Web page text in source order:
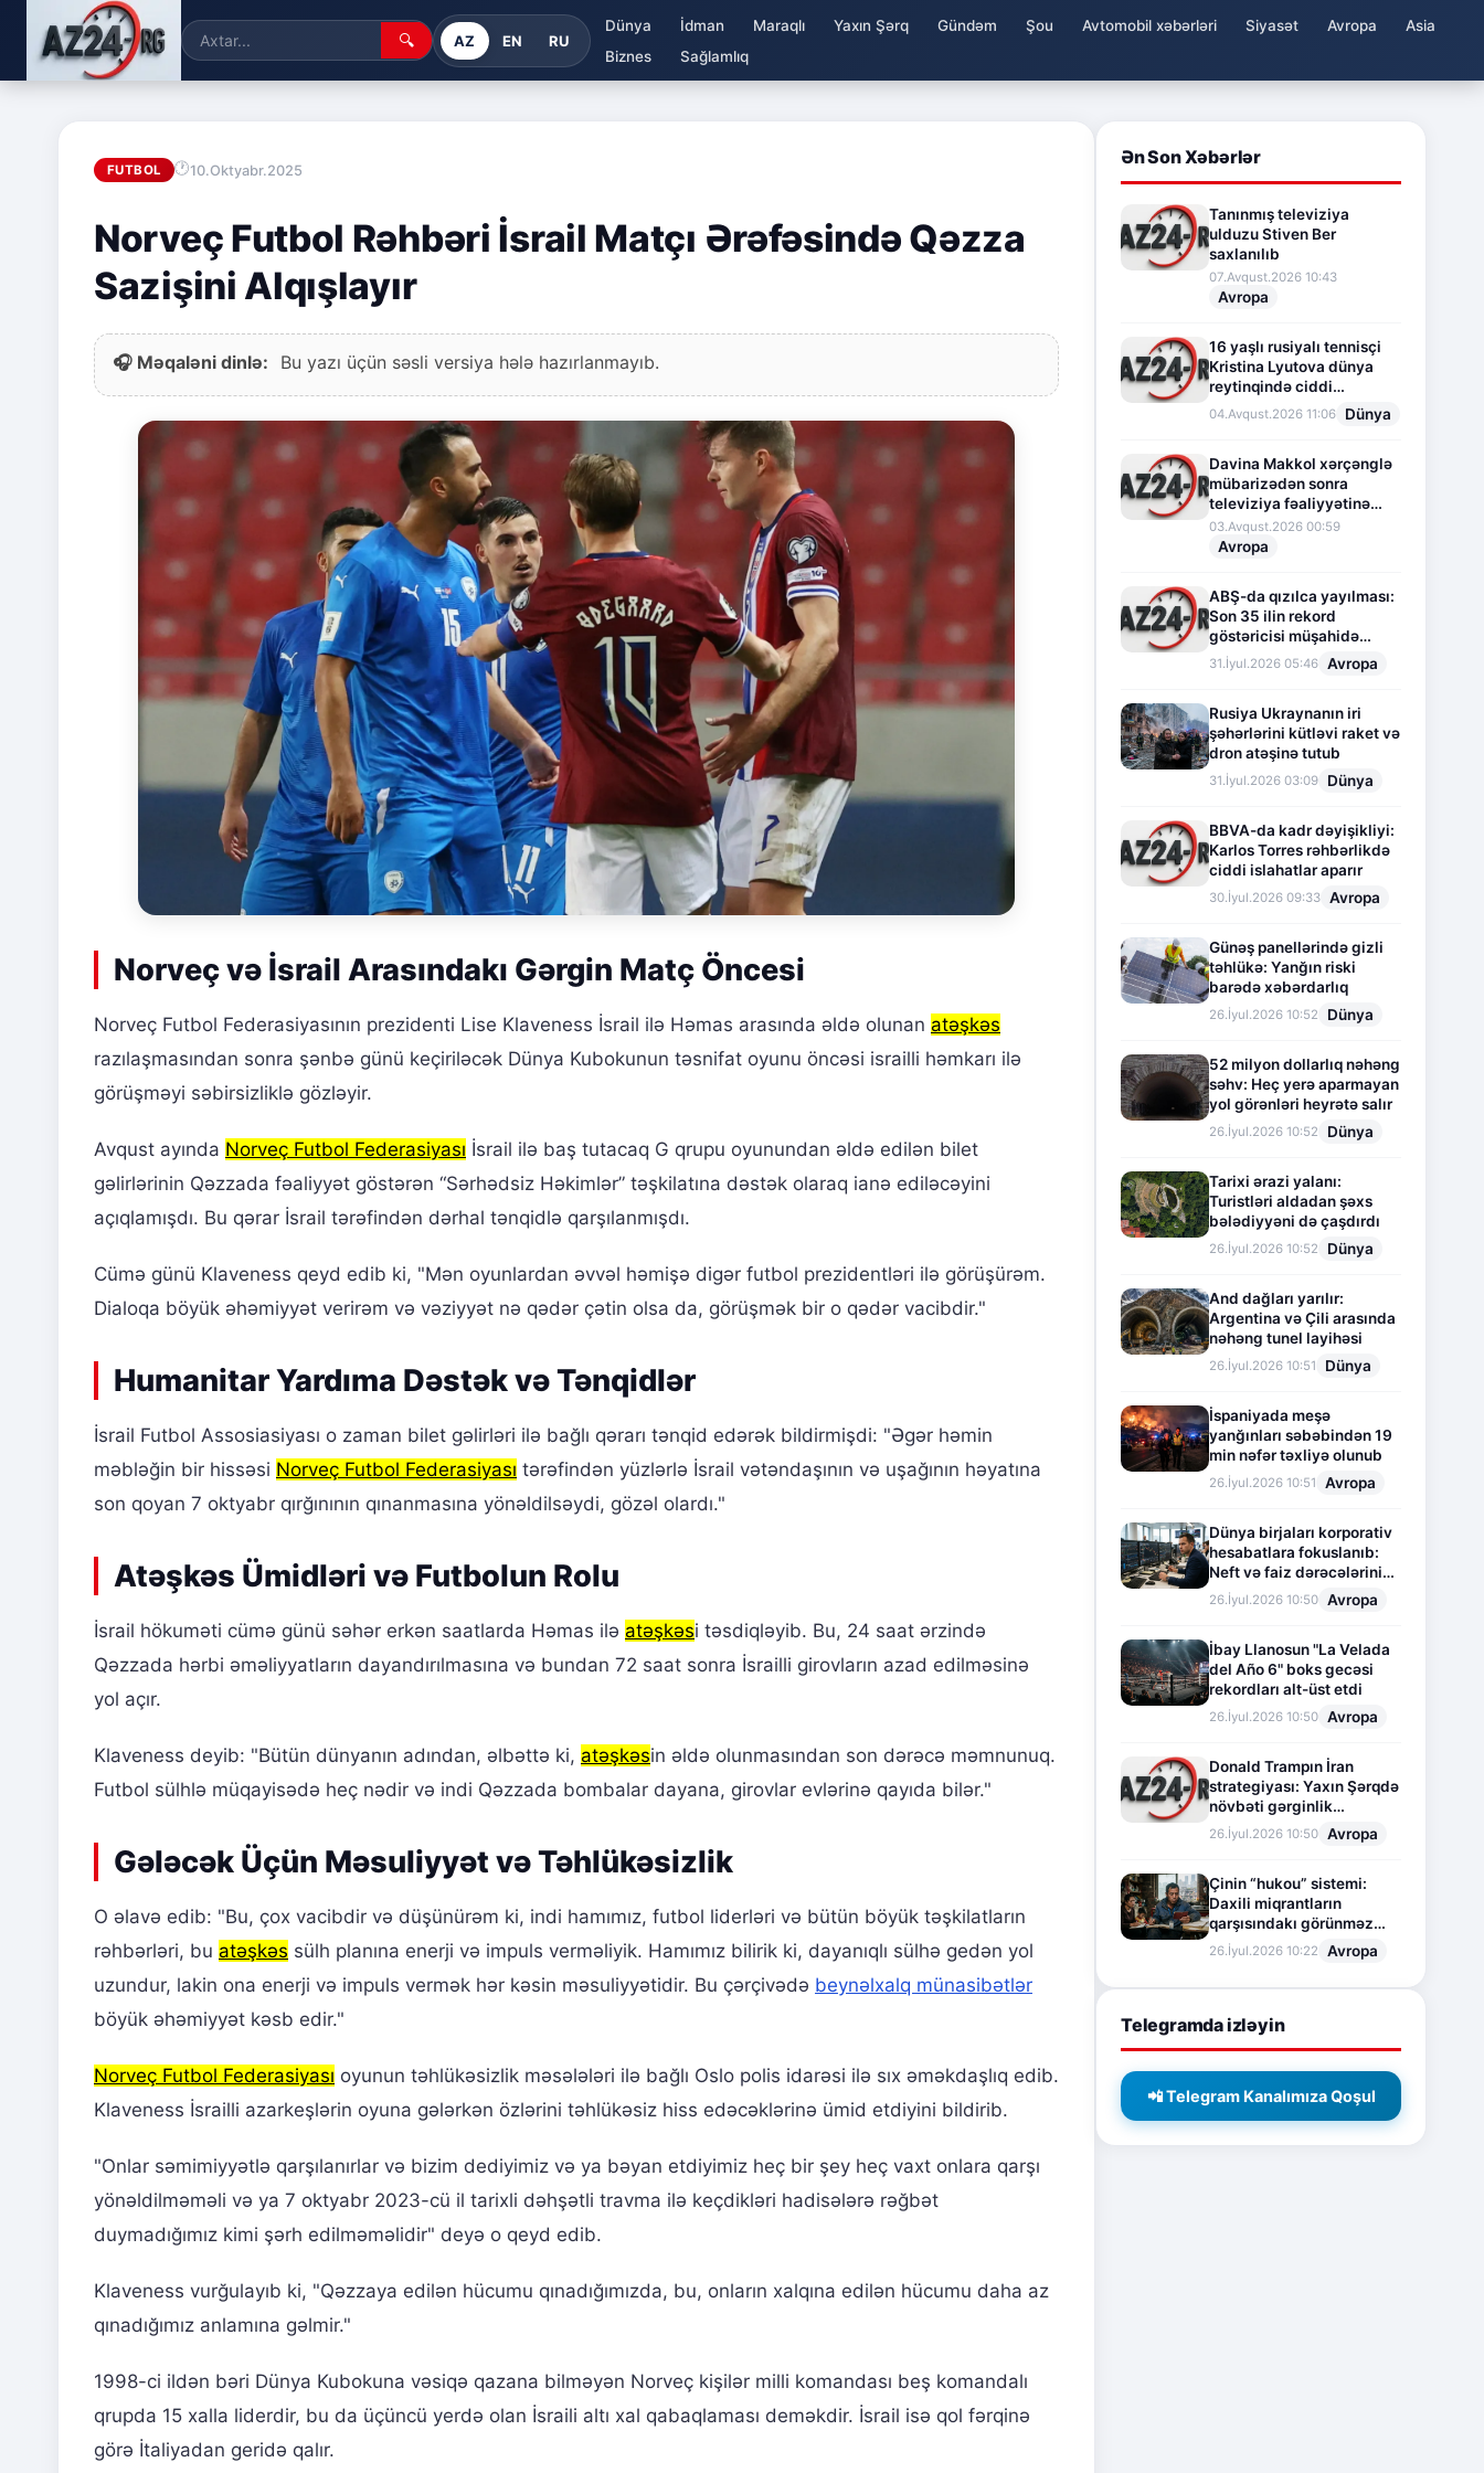
🔍 AZ EN RU
Dünya İdman Maraqlı Yaxın Şərq Gündəm Şou Avtomobil xəbərləri Siyasət Avropa
Asia
Biznes
Sağlamlıq
FUTBOL 10.Oktyabr.2025
Norveç Futbol Rəhbəri İsrail Matçı Ərəfəsində Qəzza
Sazişini Alqışlayır
🎧 Məqaləni dinlə: Bu yazı üçün səsli versiya hələ hazırlanmayıb.
Norveç və İsrail Arasındakı Gərgin Matç Öncesi
Norveç Futbol Federasiyasının prezidenti Lise Klaveness İsrail ilə Həmas arasında əldə olunan atəşkəs
razılaşmasından sonra şənbə günü keçiriləcək Dünya Kubokunun təsnifat oyunu öncəsi israilli həmkarı ilə
görüşməyi səbirsizliklə gözləyir.
Avqust ayında Norveç Futbol Federasiyası İsrail ilə baş tutacaq G qrupu oyunundan əldə edilən bilet
gəlirlərinin Qəzzada fəaliyyət göstərən “Sərhədsiz Həkimlər” təşkilatına dəstək olaraq ianə ediləcəyini
açıqlamışdı. Bu qərar İsrail tərəfindən dərhal tənqidlə qarşılanmışdı.
Cümə günü Klaveness qeyd edib ki, "Mən oyunlardan əvvəl həmişə digər futbol prezidentləri ilə görüşürəm.
Dialoqa böyük əhəmiyyət verirəm və vəziyyət nə qədər çətin olsa da, görüşmək bir o qədər vacibdir."
Humanitar Yardıma Dəstək və Tənqidlər
İsrail Futbol Assosiasiyası o zaman bilet gəlirləri ilə bağlı qərarı tənqid edərək bildirmişdi: "Əgər həmin
məbləğin bir hissəsi Norveç Futbol Federasiyası tərəfindən yüzlərlə İsrail vətəndaşının və uşağının həyatına
son qoyan 7 oktyabr qırğınının qınanmasına yönəldilsəydi, gözəl olardı."
Atəşkəs Ümidləri və Futbolun Rolu
İsrail hökuməti cümə günü səhər erkən saatlarda Həmas ilə atəşkəsi təsdiqləyib. Bu, 24 saat ərzində
Qəzzada hərbi əməliyyatların dayandırılmasına və bundan 72 saat sonra İsrailli girovların azad edilməsinə
yol açır.
Klaveness deyib: "Bütün dünyanın adından, əlbəttə ki, atəşkəsin əldə olunmasından son dərəcə məmnunuq.
Futbol sülhlə müqayisədə heç nədir və indi Qəzzada bombalar dayana, girovlar evlərinə qayıda bilər."
Gələcək Üçün Məsuliyyət və Təhlükəsizlik
O əlavə edib: "Bu, çox vacibdir və düşünürəm ki, indi hamımız, futbol liderləri və bütün böyük təşkilatların
rəhbərləri, bu atəşkəs sülh planına enerji və impuls verməliyik. Hamımız bilirik ki, dayanıqlı sülhə gedən yol
uzundur, lakin ona enerji və impuls vermək hər kəsin məsuliyyətidir. Bu çərçivədə beynəlxalq münasibətlər
böyük əhəmiyyət kəsb edir."
Norveç Futbol Federasiyası oyunun təhlükəsizlik məsələləri ilə bağlı Oslo polis idarəsi ilə sıx əməkdaşlıq edib.
Klaveness İsrailli azarkeşlərin oyuna gələrkən özlərini təhlükəsiz hiss edəcəklərinə ümid etdiyini bildirib.
"Onlar səmimiyyətlə qarşılanırlar və bizim dediyimiz və ya bəyan etdiyimiz heç bir şey heç vaxt onlara qarşı
yönəldilməməli və ya 7 oktyabr 2023-cü il tarixli dəhşətli travma ilə keçdikləri hadisələrə rəğbət
duymadığımız kimi şərh edilməməlidir" deyə o qeyd edib.
Klaveness vurğulayıb ki, "Qəzzaya edilən hücumu qınadığımızda, bu, onların xalqına edilən hücumu daha az
qınadığımız anlamına gəlmir."
1998-ci ildən bəri Dünya Kubokuna vəsiqə qazana bilməyən Norveç kişilər milli komandası beş komandalı
qrupda 15 xalla liderdir, bu da üçüncü yerdə olan İsraili altı xal qabaqlaması deməkdir. İsrail isə qol fərqinə
görə İtaliyadan geridə qalır.
Ən Son Xəbərlər
Tanınmış televiziya
ulduzu Stiven Ber
saxlanılıb
07.Avqust.2026 10:43
Avropa
16 yaşlı rusiyalı tennisçi
Kristina Lyutova dünya
reytinqində ciddi
irəliləyişə imza atdı
04.Avqust.2026 11:06 Dünya
Davina Makkol xərçənglə
mübarizədən sonra
televiziya fəaliyyətinə
fasilə verir
03.Avqust.2026 00:59
Avropa
ABŞ-da qızılca yayılması:
Son 35 ilin rekord
göstəricisi müşahidə
olunur
31.İyul.2026 05:46 Avropa
Rusiya Ukraynanın iri
şəhərlərini kütləvi raket və
dron atəşinə tutub
31.İyul.2026 03:09 Dünya
BBVA-da kadr dəyişikliyi:
Karlos Torres rəhbərlikdə
ciddi islahatlar aparır
30.İyul.2026 09:33 Avropa
Günəş panellərində gizli
təhlükə: Yanğın riski
barədə xəbərdarlıq
26.İyul.2026 10:52 Dünya
52 milyon dollarlıq nəhəng
səhv: Heç yerə aparmayan
yol görənləri heyrətə salır
26.İyul.2026 10:52 Dünya
Tarixi ərazi yalanı:
Turistləri aldadan şəxs
bələdiyyəni də çaşdırdı
26.İyul.2026 10:52 Dünya
And dağları yarılır:
Argentina və Çili arasında
nəhəng tunel layihəsi
26.İyul.2026 10:51 Dünya
İspaniyada meşə
yanğınları səbəbindən 19
min nəfər təxliyə olunub
26.İyul.2026 10:51 Avropa
Dünya birjaları korporativ
hesabatlara fokuslanıb:
Neft və faiz dərəcələrinin
təsiri altında cari vəziyyət
26.İyul.2026 10:50 Avropa
İbay Llanosun "La Velada
del Año 6" boks gecəsi
rekordları alt-üst etdi
26.İyul.2026 10:50 Avropa
Donald Trampın İran
strategiyası: Yaxın Şərqdə
növbəti gərginlik
mərhələsi
26.İyul.2026 10:50 Avropa
Çinin “hukou” sistemi:
Daxili miqrantların
qarşısındakı görünməz
sədd
26.İyul.2026 10:22 Avropa
Telegramda izləyin
📲 Telegram Kanalımıza Qoşul